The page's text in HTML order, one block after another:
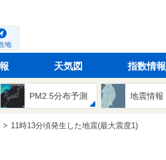
地
天気図 指数情報
PM2.5分布予測 地震情報
11時13分頃発生した地震(最大震度1)